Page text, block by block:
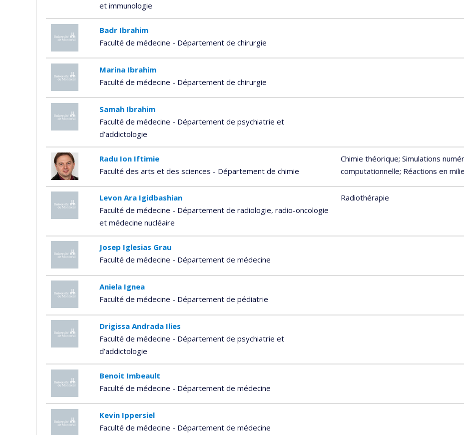
et immunologie
Badr Ibrahim
Faculté de médecine - Département de chirurgie
Marina Ibrahim
Faculté de médecine - Département de chirurgie
Samah Ibrahim
Faculté de médecine - Département de psychiatrie et
d’addictologie
Radu Ion Iftimie
Faculté des arts et des sciences - Département de chimie
Chimie théorique; Simulations
computationnelle; Réactions en
Levon Ara Igidbashian
Faculté de médecine - Département de radiologie, radio-oncologie
et médecine nucléaire
Radiothérapie
Josep Iglesias Grau
Faculté de médecine - Département de médecine
Aniela Ignea
Faculté de médecine - Département de pédiatrie
Drigissa Andrada Ilies
Faculté de médecine - Département de psychiatrie et
d’addictologie
Benoit Imbeault
Faculté de médecine - Département de médecine
Kevin Ippersiel
Faculté de médecine - Département de médecine